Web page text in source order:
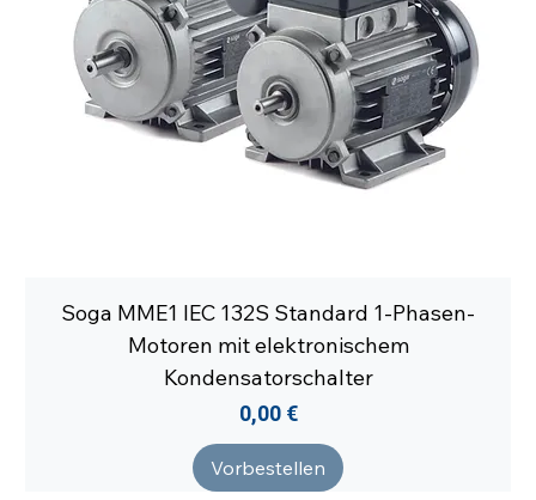
Soga MME1 IEC 132S Standard 1-Phasen-
Motoren mit elektronischem
Kondensatorschalter
Preis
0,00 €
Vorbestellen